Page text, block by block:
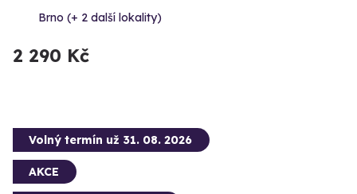
Brno (+ 2 další lokality)
2 290 Kč
Volný termín už 31. 08. 2026
AKCE